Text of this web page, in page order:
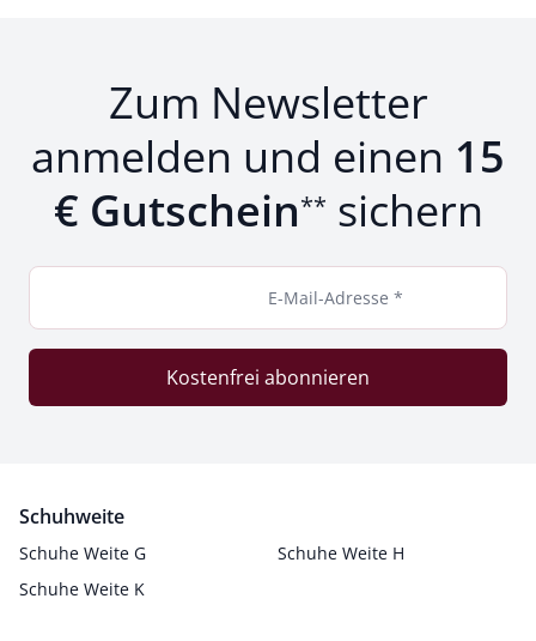
Zum Newsletter
anmelden und einen 15
€ Gutschein** sichern
E-Mail-Adresse *
Kostenfrei abonnieren
Schuhweite
Schuhe Weite G
Schuhe Weite H
Schuhe Weite K